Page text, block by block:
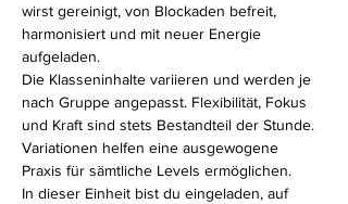
wirst gereinigt, von Blockaden befreit,
harmonisiert und mit neuer Energie
aufgeladen.
Die Klasseninhalte variieren und werden je
nach Gruppe angepasst. Flexibilität, Fokus
und Kraft sind stets Bestandteil der Stunde.
Variationen helfen eine ausgewogene
Praxis für sämtliche Levels ermöglichen.
In dieser Einheit bist du eingeladen, auf